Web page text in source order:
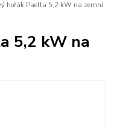
hořák Paella 5,2 kW na zemní
5,2 kW na